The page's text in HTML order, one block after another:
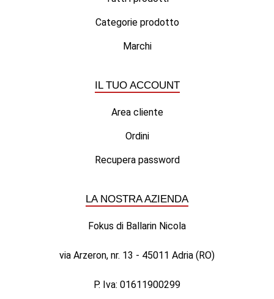
Categorie prodotto
Marchi
IL TUO ACCOUNT
Area cliente
Ordini
Recupera password
LA NOSTRA AZIENDA
Fokus di Ballarin Nicola
via Arzeron, nr. 13 - 45011 Adria (RO)
P. Iva: 01611900299